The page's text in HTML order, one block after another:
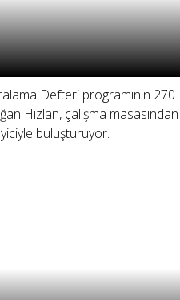
Defteri programının
Hızlan, çalışma
buluşturuyor.